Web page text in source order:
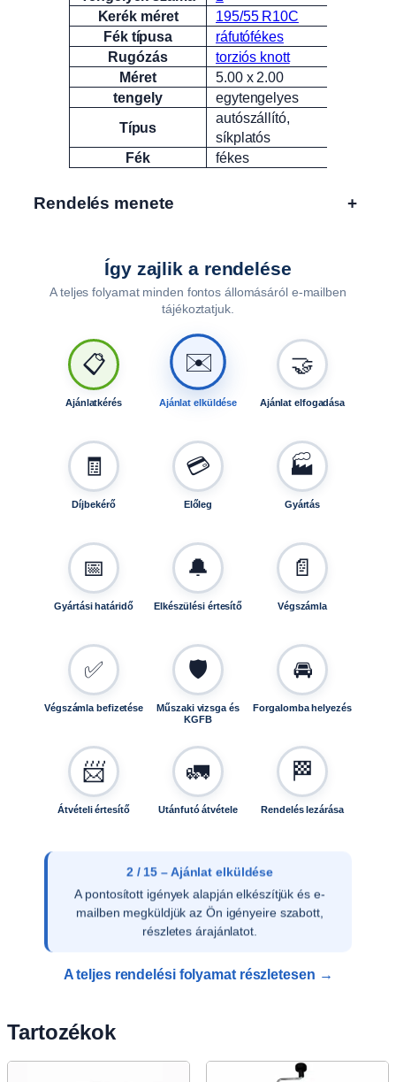
Kerék méret
195/55 R10C
Fék típusa
ráfutófékes
Rugózás
torziós knott
Méret
5.00 x 2.00
tengely
egytengelyes
Típus
autószállító,
síkplatós
Fék
fékes
Rendelés menete +
Így zajlik a rendelése
A teljes folyamat minden fontos állomásáról e-mailben
tájékoztatjuk.
📋
Ajánlatkérés
✉️
Ajánlat elküldése
🤝
Ajánlat elfogadása
🧾
Díjbekérő
💳
Előleg
🏭
Gyártás
📅
Gyártási határidő
🔔
Elkészülési értesítő
📄
Végszámla
✅
Végszámla befizetése
🛡️
Műszaki vizsga és
KGFB
🚘
Forgalomba helyezés
📨
Átvételi értesítő
🚛
Utánfutó átvétele
🏁
Rendelés lezárása
3 / 15 – Ajánlat elfogadása
Az ajánlat írásos elfogadását követően
ellenőrizzük a vevői adatokat, és rendelését
rögzítjük rendszerünkben.
A teljes rendelési folyamat részletesen →
Tartozékok